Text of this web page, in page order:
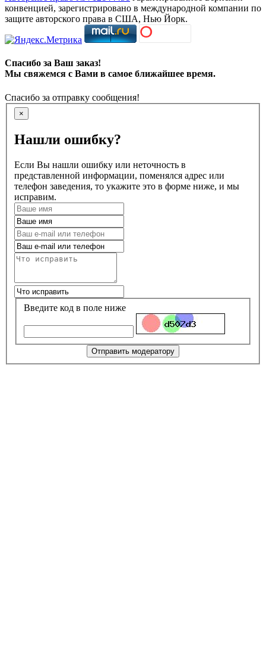
конвенцией, зарегистрировано в международной компании по
защите авторского права в США, Нью Йорк.
Спасибо за Ваш заказ!
Мы свяжемся с Вами в самое ближайшее время.
Спасибо за отправку сообщения!
×
Нашли ошибку?
Если Вы нашли ошибку или неточность в
представленной информации, поменялся адрес или
телефон заведения, то укажите это в форме ниже, и мы
исправим.
Введите код в поле ниже
Отправить модератору